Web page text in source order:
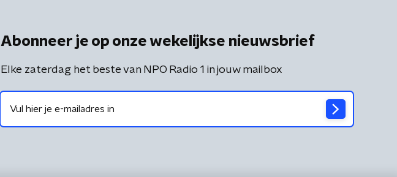
Abonneer je op onze wekelijkse nieuwsbrief
Elke zaterdag het beste van NPO Radio 1 in jouw mailbox